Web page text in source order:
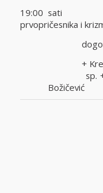
19:00 sati
prvopričesnika i
dogovor
+ Krešo,
sp.
Božičević